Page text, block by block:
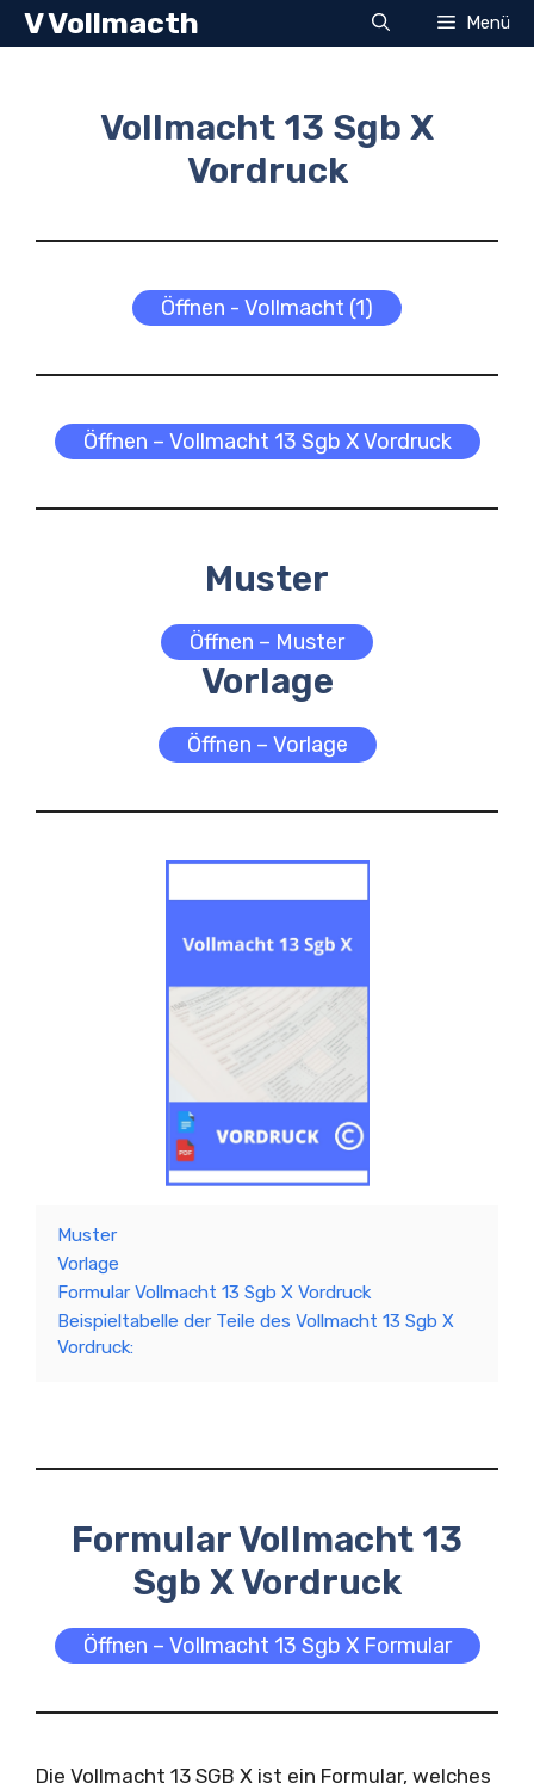
Zum
Inhalt
V Vollmacth Menü
Vollmacht 13 Sgb X
Vordruck
Öffnen - Vollmacht (1)
Öffnen – Vollmacht 13 Sgb X Vordruck
Muster
Öffnen – Muster
Vorlage
Öffnen – Vorlage
Muster
Vorlage
Formular Vollmacht 13 Sgb X Vordruck
Beispieltabelle der Teile des Vollmacht 13 Sgb X
Vordruck:
Formular Vollmacht 13
Sgb X Vordruck
Öffnen – Vollmacht 13 Sgb X Formular
Die Vollmacht 13 SGB X ist ein Formular, welches